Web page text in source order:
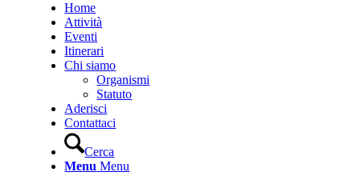
Home
Attività
Eventi
Itinerari
Chi siamo
Organismi
Statuto
Aderisci
Contattaci
Cerca
Menu Menu